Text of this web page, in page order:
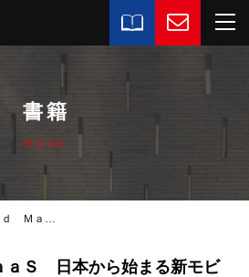
書籍
BOOK
Ｂｅｙｏｎｄ ＭａａＳ 日本から始まる新モビリティ革命―移動と都市の未来―
ａＳ 日本から始まる新モビ